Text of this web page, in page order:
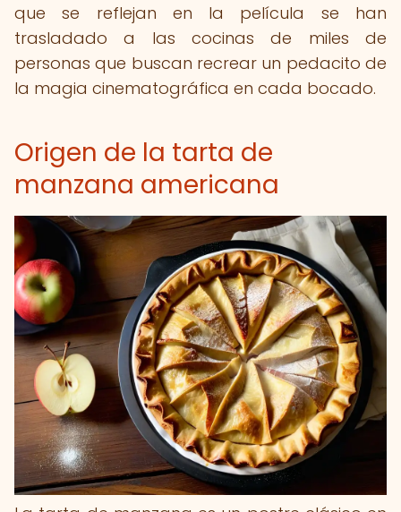
que se reflejan en la película se han
trasladado a las cocinas de miles de
personas que buscan recrear un pedacito de
la magia cinematográfica en cada bocado.
Origen de la tarta de
manzana americana